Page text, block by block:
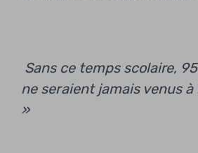
Sans ce temps scolaire,
ne seraient jamais venus
»